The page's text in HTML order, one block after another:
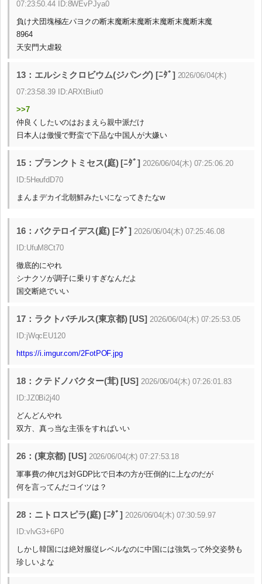
07:23:50.44 ID:8WEvPJya0
負け犬団塊極左パヨクの断末魔断末魔断末魔断末魔断末魔
8964
天安門大虐殺
13：エルシミクロビウム(ジパング) [ﾆﾀﾞ] 2026/06/04(木)
07:23:58.39 ID:ARXtBiut0
>>7
仲良くしたいのはおまえら親中派だけ
日本人は傲慢で野蛮で下品な中国人が大嫌い
15：プランクトミセス(庭) [ﾆﾀﾞ] 2026/06/04(木) 07:25:06.20
ID:5HeufdD70
まんまデカイ北朝鮮みたいになってきたなw
16：バクテロイデス(庭) [ﾆﾀﾞ] 2026/06/04(木) 07:25:46.08
ID:UfuM8Ct70
徹底的にやれ
シナクソが調子に乗りすぎなんだよ
国交断絶でいい
17：ラクトバチルス(東京都) [US] 2026/06/04(木) 07:25:53.05
ID:jWqcEU120
https://i.imgur.com/2FotPOF.jpg
18：クテドノバクター(茸) [US] 2026/06/04(木) 07:26:01.83
ID:JZ0Bi2j40
どんどんやれ
双方、真っ当な主張をすればいい
26：(東京都) [US] 2026/06/04(木) 07:27:53.18
軍事費の伸びは対GDP比で日本の方が圧倒的に上なのだが
何を言ってんだコイツは？
28：ニトロスピラ(庭) [ﾆﾀﾞ] 2026/06/04(木) 07:30:59.97
ID:vlvG3+6P0
しかし韓国には絶対服従レベルなのに中国には強気って外交姿勢も
珍しいよな